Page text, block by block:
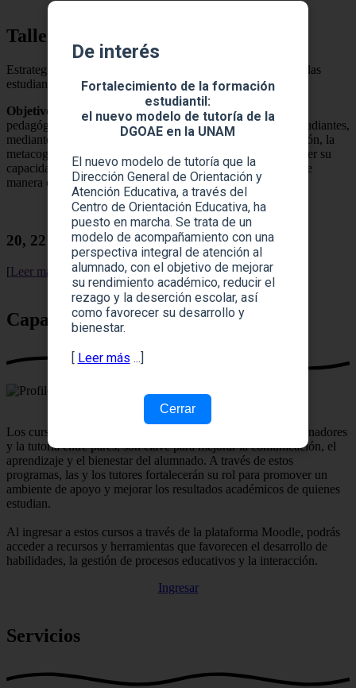
De interés
Fortalecimiento de la formación
estudiantil:
el nuevo modelo de tutoría de la
DGOAE en la UNAM
El nuevo modelo de tutoría que la
Dirección General de Orientación y
Atención Educativa, a través del
Centro de Orientación Educativa, ha
puesto en marcha. Se trata de un
modelo de acompañamiento con una
perspectiva integral de atención al
alumnado, con el objetivo de mejorar
su rendimiento académico, reducir el
rezago y la deserción escolar, así
como favorecer su desarrollo y
bienestar.
[ Leer más ...]
Cerrar
Taller en línea
Estrategias para promover el aprendizaje autónomo en los y las
estudiantes
Objetivo
: Desarrollar en las y los participantes estrategias
pedagógicas que favorezcan el aprendizaje autónomo en estudiantes,
mediante la promoción de habilidades como la autorregulación, la
metacognición y la toma de decisiones, con el fin de fortalecer su
capacidad para gestionar su propio proceso de aprendizaje de
manera crítica y responsable..
20, 22 y 24 de abril | 11:00 a 15:00 horas
[Leer más
Capacitación
Los cursos para tutores, que incluyen la formación de coordinadores
y la tutoría entre pares, son clave para mejorar la comunicación, el
aprendizaje y el bienestar del alumnado. A través de estos
programas, las y los tutores fortalecerán su rol para promover un
ambiente de apoyo y mejorar los resultados académicos de quienes
estudian.
Al ingresar a estos cursos a través de la plataforma Moodle, podrás
acceder a recursos y herramientas que favorecen el desarrollo de
habilidades, la gestión de procesos educativos y la interacción.
Ingresar
Servicios